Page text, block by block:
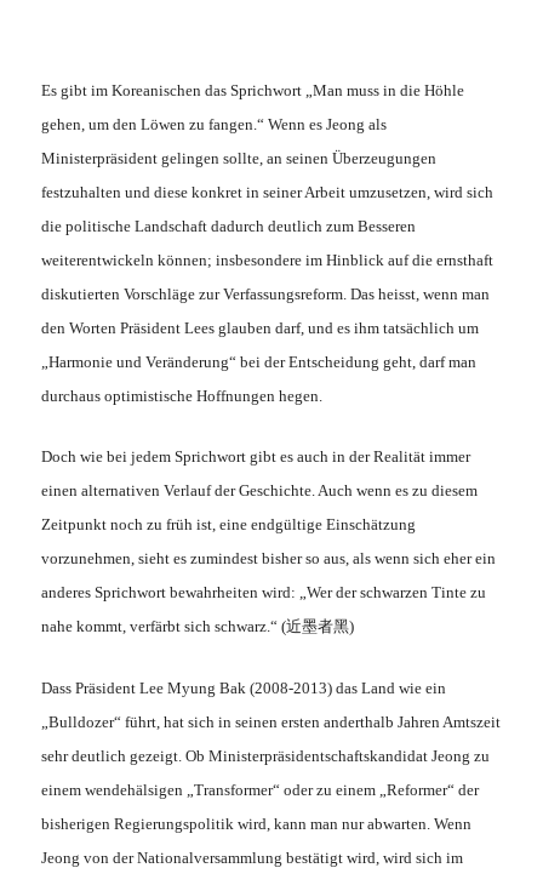
Es gibt im Koreanischen das Sprichwort „Man muss in die Höhle
gehen, um den Löwen zu fangen.“ Wenn es Jeong als
Ministerpräsident gelingen sollte, an seinen Überzeugungen
festzuhalten und diese konkret in seiner Arbeit umzusetzen, wird sich
die politische Landschaft dadurch deutlich zum Besseren
weiterentwickeln können; insbesondere im Hinblick auf die ernsthaft
diskutierten Vorschläge zur Verfassungsreform. Das heisst, wenn man
den Worten Präsident Lees glauben darf, und es ihm tatsächlich um
„Harmonie und Veränderung“ bei der Entscheidung geht, darf man
durchaus optimistische Hoffnungen hegen.
Doch wie bei jedem Sprichwort gibt es auch in der Realität immer
einen alternativen Verlauf der Geschichte. Auch wenn es zu diesem
Zeitpunkt noch zu früh ist, eine endgültige Einschätzung
vorzunehmen, sieht es zumindest bisher so aus, als wenn sich eher ein
anderes Sprichwort bewahrheiten wird: „Wer der schwarzen Tinte zu
nahe kommt, verfärbt sich schwarz.“ (近墨者黑)
Dass Präsident Lee Myung Bak (2008-2013) das Land wie ein
„Bulldozer“ führt, hat sich in seinen ersten anderthalb Jahren Amtszeit
sehr deutlich gezeigt. Ob Ministerpräsidentschaftskandidat Jeong zu
einem wendehälsigen „Transformer“ oder zu einem „Reformer“ der
bisherigen Regierungspolitik wird, kann man nur abwarten. Wenn
Jeong von der Nationalversammlung bestätigt wird, wird sich im